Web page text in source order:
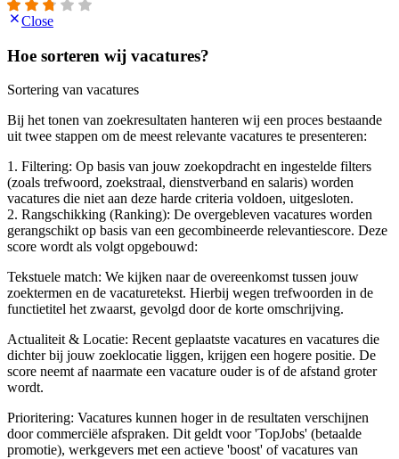
Close
Hoe sorteren wij vacatures?
Sortering van vacatures
Bij het tonen van zoekresultaten hanteren wij een proces bestaande
uit twee stappen om de meest relevante vacatures te presenteren:
1. Filtering: Op basis van jouw zoekopdracht en ingestelde filters
(zoals trefwoord, zoekstraal, dienstverband en salaris) worden
vacatures die niet aan deze harde criteria voldoen, uitgesloten.
2. Rangschikking (Ranking): De overgebleven vacatures worden
gerangschikt op basis van een gecombineerde relevantiescore. Deze
score wordt als volgt opgebouwd:
Tekstuele match: We kijken naar de overeenkomst tussen jouw
zoektermen en de vacaturetekst. Hierbij wegen trefwoorden in de
functietitel het zwaarst, gevolgd door de korte omschrijving.
Actualiteit & Locatie: Recent geplaatste vacatures en vacatures die
dichter bij jouw zoeklocatie liggen, krijgen een hogere positie. De
score neemt af naarmate een vacature ouder is of de afstand groter
wordt.
Prioritering: Vacatures kunnen hoger in de resultaten verschijnen
door commerciële afspraken. Dit geldt voor 'TopJobs' (betaalde
promotie), werkgevers met een actieve 'boost' of vacatures van